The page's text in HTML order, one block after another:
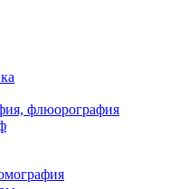
флюорография